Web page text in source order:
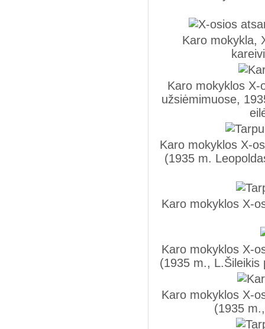
Karo mokykla,
Karo mokyklos X-
užsiėmimuose,
Karo mokyklos X-
(1935 m.
Karo mokyklos X-
Karo mokyklos X-
(1935 m., L.Šileikis
Karo mokyklos X-
(1935